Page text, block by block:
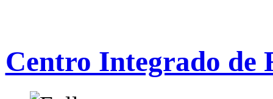
Centro Integrado de